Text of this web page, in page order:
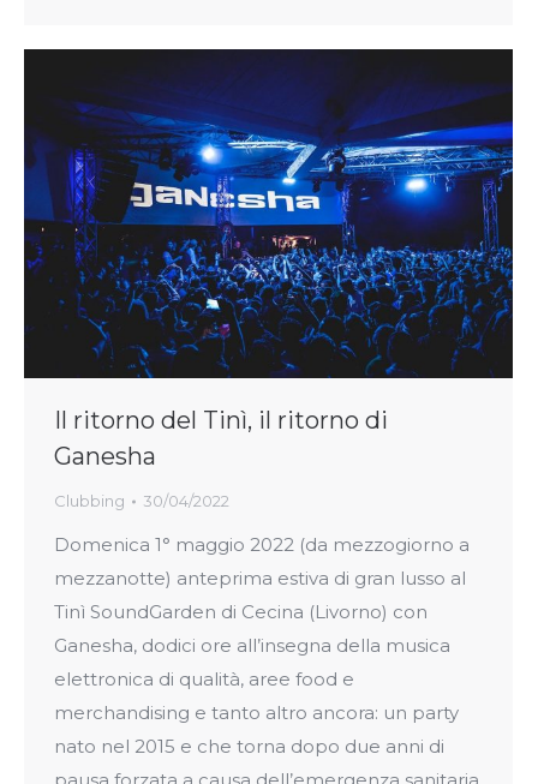
Il ritorno del Tinì, il ritorno di
Ganesha
Clubbing 30/04/2022
Domenica 1° maggio 2022 (da mezzogiorno a
mezzanotte) anteprima estiva di gran lusso al
Tinì SoundGarden di Cecina (Livorno) con
Ganesha, dodici ore all’insegna della musica
elettronica di qualità, aree food e
merchandising e tanto altro ancora: un party
nato nel 2015 e che torna dopo due anni di